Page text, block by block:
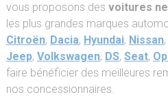
vous proposons des voitures
les plus grandes marques
Citroën, Dacia, Hyundai, Nissan,
Jeep, Volkswagen, DS, Seat,
faire bénéficier des meilleures
nos concessionnaires.